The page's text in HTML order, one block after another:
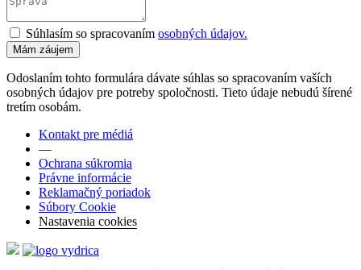
Súhlasím so spracovaním osobných údajov.
Odoslaním tohto formulára dávate súhlas so spracovaním vaších
osobných údajov pre potreby spoločnosti. Tieto údaje nebudú šírené
tretím osobám.
Kontakt pre médiá
—
Ochrana súkromia
Právne informácie
Reklamačný poriadok
Súbory Cookie
Nastavenia cookies